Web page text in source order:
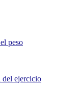
peso
del ejercicio